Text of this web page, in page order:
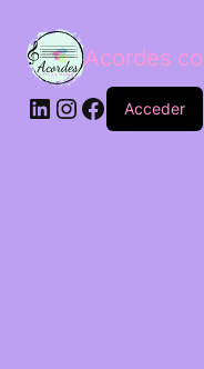
Acordes
Acceder